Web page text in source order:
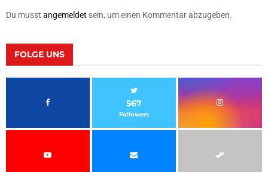
Du musst angemeldet sein, um einen Kommentar abzugeben.
FOLGE UNS
567
Followers